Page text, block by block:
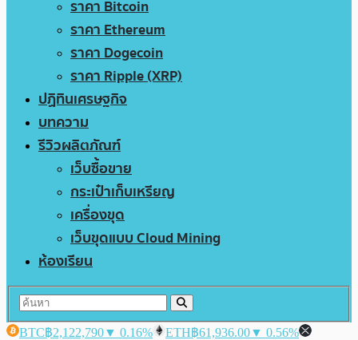
ราคา Bitcoin
ราคา Ethereum
ราคา Dogecoin
ราคา Ripple (XRP)
ปฏิทินเศรษฐกิจ
บทความ
รีวิวผลิตภัณฑ์
เว็บซื้อขาย
กระเป๋าเก็บเหรียญ
เครื่องขุด
เว็บขุดแบบ Cloud Mining
ห้องเรียน
BTC฿2,122,790▼ 0.16% ETH฿61,936.00▼ 0.56%